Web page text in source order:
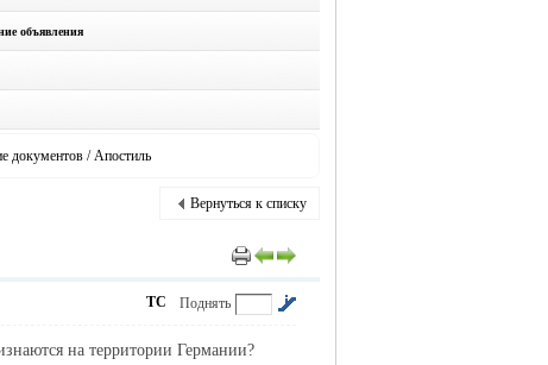
объявления
документов / Апостиль
Вернуться к списку
Поднять
ТС
на территории Германии?